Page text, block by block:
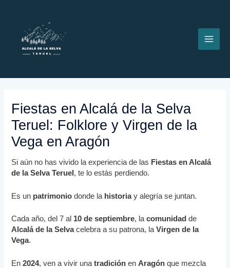
Fiestas en Alcalá de la Selva
Teruel: Folklore y Virgen de la
Vega en Aragón
Si aún no has vivido la experiencia de las Fiestas en Alcalá
de la Selva Teruel , te lo estás perdiendo.
Es un patrimonio donde la historiay alegría se juntan.
Cada año, del 7 al 10 de septiembre, lacomunidad de
Alcalá de la Selvacelebra a su patrona, laVirgen de la
Vega.
En2024, ven a vivir unatradición en Aragón que mezcla